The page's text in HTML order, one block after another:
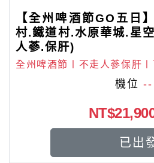
【全州啤酒節GO五日
村.鐵道村.水原華城.星
人蔘.保肝)
機位 --
全州啤酒節〡不走人蔘保肝
已出